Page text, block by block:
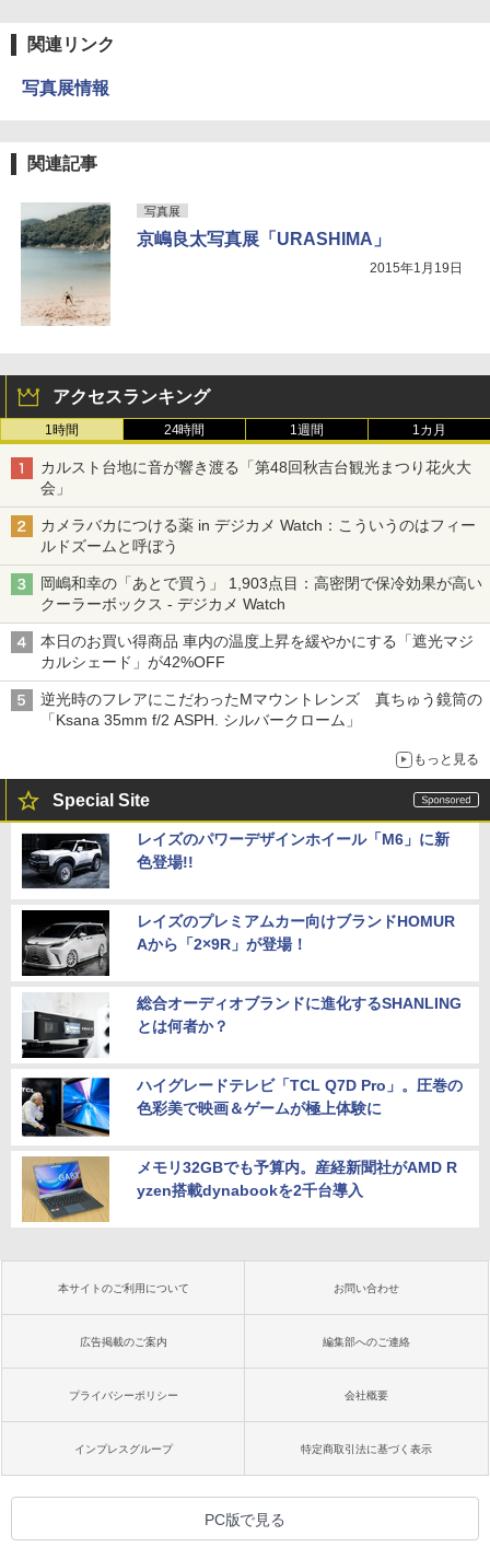
関連リンク
写真展情報
関連記事
写真展
京嶋良太写真展「URASHIMA」
2015年1月19日
アクセスランキング
1時間 24時間 1週間 1カ月
カルスト台地に音が響き渡る「第48回秋吉台観光まつり花火大
会」
カメラバカにつける薬 in デジカメ Watch：こういうのはフィー
ルドズームと呼ぼう
岡嶋和幸の「あとで買う」 1,903点目：高密閉で保冷効果が高い
クーラーボックス - デジカメ Watch
本日のお買い得商品 車内の温度上昇を緩やかにする「遮光マジ
カルシェード」が42%OFF
逆光時のフレアにこだわったMマウントレンズ 真ちゅう鏡筒の
「Ksana 35mm f/2 ASPH. シルバークローム」
もっと見る
Special Site
レイズのパワーデザインホイール「M6」に新
色登場!!
レイズのプレミアムカー向けブランドHOMUR
Aから「2×9R」が登場！
総合オーディオブランドに進化するSHANLING
とは何者か？
ハイグレードテレビ「TCL Q7D Pro」。圧巻の
色彩美で映画＆ゲームが極上体験に
メモリ32GBでも予算内。産経新聞社がAMD R
yzen搭載dynabookを2千台導入
本サイトのご利用について お問い合わせ
広告掲載のご案内 編集部へのご連絡
プライバシーポリシー 会社概要
インプレスグループ 特定商取引法に基づく表示
PC版で見る